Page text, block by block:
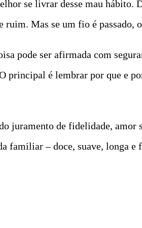
se livrar desse mau hábito.
ruim. Mas se um fio é passado,
pode ser afirmada com
principal é lembrar por que e
juramento de fidelidade, amor
familiar – doce, suave, longa e